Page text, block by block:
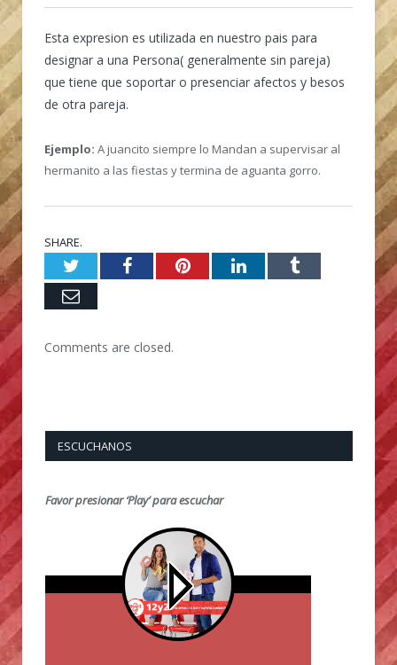
Esta expresion es utilizada en nuestro pais para
designar a una Persona( generalmente sin pareja)
que tiene que soportar o presenciar afectos y besos
de otra pareja.
Ejemplo: A juancito siempre lo Mandan a supervisar al
hermanito a las fiestas y termina de aguanta gorro.
SHARE.
TwitterFacebookPinterestLinkedInTumblr
Email
Comments are closed.
ESCUCHANOS
Favor presionar ‘Play’ para escuchar